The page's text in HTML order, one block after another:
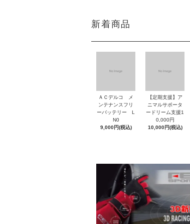
新着商品
ＡＣデルコ メ
ンテナンスフリ
ーバッテリー L
N0
9,000円(税込)
【定期支援】ア
ニマルサポータ
ードリーム支援1
0,000円
10,000円(税込)